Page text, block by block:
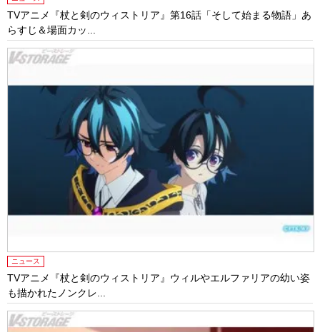
TVアニメ『杖と剣のウィストリア』第16話「そして始まる物語」あ
らすじ＆場面カッ...
ニュース
TVアニメ『杖と剣のウィストリア』ウィルやエルファリアの幼い姿
も描かれたノンクレ...